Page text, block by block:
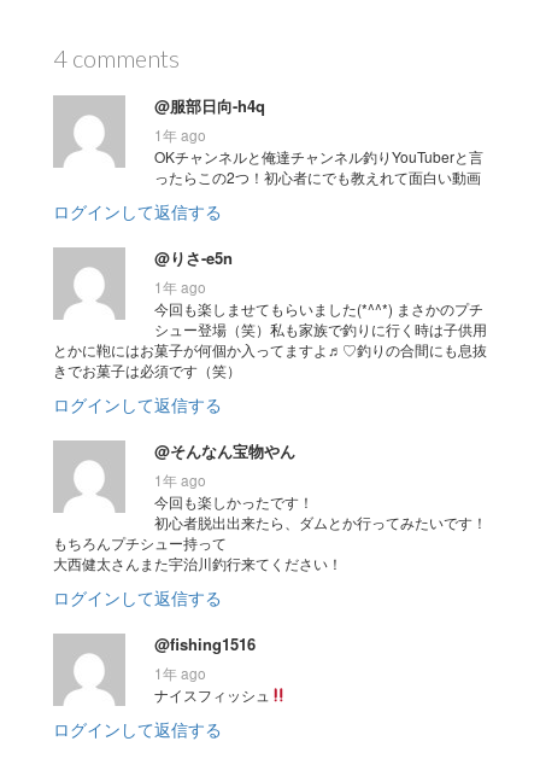
4 comments
@服部日向-h4q
1年 ago
OKチャンネルと俺達チャンネル釣りYouTuberと言
ったらこの2つ！初心者にでも教えれて面白い動画
ログインして返信する
@りさ-e5n
1年 ago
今回も楽しませてもらいました(*^^*) まさかのプチ
シュー登場（笑）私も家族で釣りに行く時は子供用
とかに鞄にはお菓子が何個か入ってますよ♬︎♡釣りの合間にも息抜
きでお菓子は必須です（笑）
ログインして返信する
@そんなん宝物やん
1年 ago
今回も楽しかったです！
初心者脱出出来たら、ダムとか行ってみたいです！
もちろんプチシュー持って
大西健太さんまた宇治川釣行来てください！
ログインして返信する
@fishing1516
1年 ago
ナイスフィッシュ
ログインして返信する